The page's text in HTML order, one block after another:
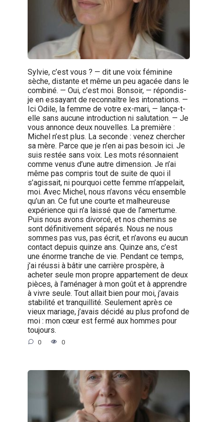
Sylvie, c’est vous ? — dit une voix féminine
sèche, distante et même un peu agacée dans le
combiné. — Oui, c’est moi. Bonsoir, — répondis-
je en essayant de reconnaître les intonations. —
Ici Odile, la femme de votre ex-mari, — lança-t-
elle sans aucune introduction ni salutation. — Je
vous annonce deux nouvelles. La première :
Michel n’est plus. La seconde : venez chercher
sa mère. Parce que je n’en ai pas besoin ici. Je
suis restée sans voix. Les mots résonnaient
comme venus d’une autre dimension. Je n’ai
même pas compris tout de suite de quoi il
s’agissait, ni pourquoi cette femme m’appelait,
moi. Avec Michel, nous n’avons vécu ensemble
qu’un an. Ce fut une courte et malheureuse
expérience qui n’a laissé que de l’amertume.
Puis nous avons divorcé, et nos chemins se
sont définitivement séparés. Nous ne nous
sommes pas vus, pas écrit, et n’avons eu aucun
contact depuis quinze ans. Quinze ans, c’est
une énorme tranche de vie. Pendant ce temps,
j’ai réussi à bâtir une carrière prospère, à
acheter seule mon propre appartement de deux
pièces, à l’aménager à mon goût et à apprendre
à vivre seule. Tout allait bien pour moi, j’avais
stabilité et tranquillité. Seulement après ce
vieux mariage, j’avais décidé au plus profond de
moi : mon cœur est fermé aux hommes pour
toujours.
0 0